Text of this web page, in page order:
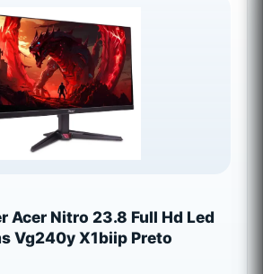
Acer Nitro 23.8 Full Hd Led
Vg240y X1biip Preto